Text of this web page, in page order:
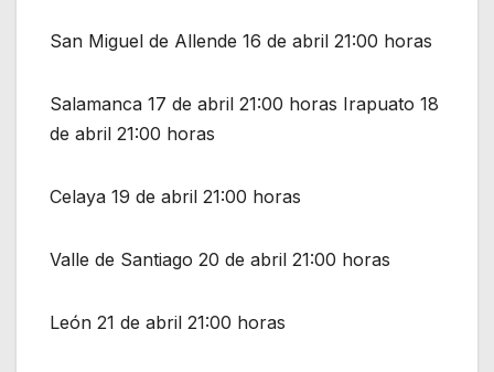
San Miguel de Allende 16 de abril 21:00 horas
Salamanca 17 de abril 21:00 horas Irapuato 18
de abril 21:00 horas
Celaya 19 de abril 21:00 horas
Valle de Santiago 20 de abril 21:00 horas
León 21 de abril 21:00 horas